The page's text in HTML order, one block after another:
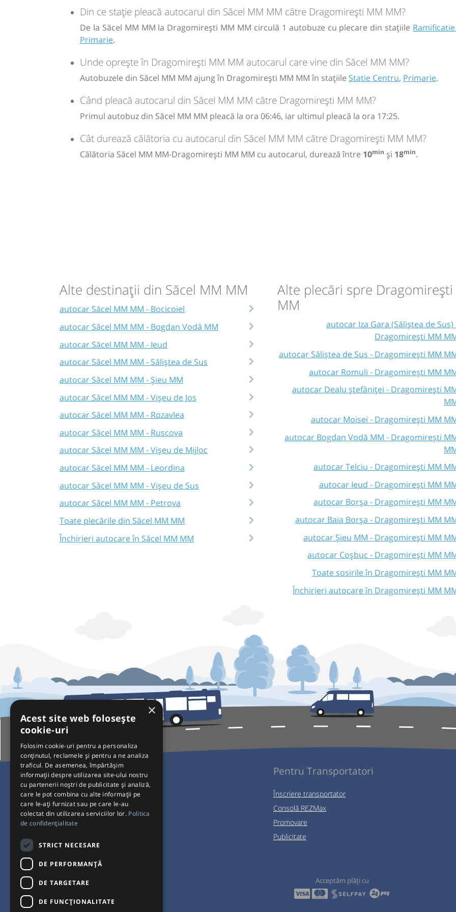
-
Sursa: Ro.Bus-Euro SRL | Ultima actualizare:11/2025
Din ce stație pleacă autocarul din Săcel MM MM către Dragomirești MM MM?
De la Săcel MM MM la Dragomirești MM MM circulă 1 autobuze cu plecare din stațiile
Primarie.
Unde oprește în Dragomirești MM MM autocarul care vine din Săcel MM MM?
Autobuzele din Săcel MM MM ajung în Dragomirești MM MM în stațiile Statie Centru, Primarie.
Când pleacă autocarul din Săcel MM MM către Dragomirești MM MM?
Primul autobuz din Săcel MM MM pleacă la ora 06:46, iar ultimul pleacă la ora 17:25.
Cât durează călătoria cu autocarul din Săcel MM MM către Dragomirești MM MM?
Călătoria Săcel MM MM-Dragomirești MM MM cu autocarul, durează între 10min și 18min.
Alte destinații din Săcel MM MM
autocar Săcel MM MM - Bocicoiel
autocar Săcel MM MM - Bogdan Vodă MM
autocar Săcel MM MM - Ieud
autocar Săcel MM MM - Săliștea de Sus
autocar Săcel MM MM - Șieu MM
autocar Săcel MM MM - Vișeu de Jos
autocar Săcel MM MM - Rozavlea
autocar Săcel MM MM - Ruscova
autocar Săcel MM MM - Vișeu de Mijloc
autocar Săcel MM MM - Leordina
autocar Săcel MM MM - Vișeu de Sus
autocar Săcel MM MM - Petrova
Toate plecările din Săcel MM MM
Închirieri autocare în Săcel MM MM
Alte plecări spre Dragomirești
MM
autocar Iza Gara (Săliștea de Sus)
Dragomirești MM
autocar Săliștea de Sus - Dragomirești MM
autocar Romuli - Dragomirești MM
autocar Dealu ștefăniței - Dragomirești
autocar Moisei - Dragomirești MM
autocar Bogdan Vodă MM - Dragomirești
autocar Telciu - Dragomirești MM
autocar Ieud - Dragomirești MM
autocar Borșa - Dragomirești MM
autocar Baia Borşa - Dragomirești MM
autocar Șieu MM - Dragomirești MM
autocar Coșbuc - Dragomirești MM
Toate sosirile în Dragomirești MM
Închirieri autocare în Dragomirești MM
Pentru Călători
Curse autobuz
Plecări/Sosiri
Setări de cookie-uri
Pentru Transportatori
Înscriere transportator
Consolă REZMax
Promovare
Publicitate
Acceptăm plăți cu
×
Acest site web folosește
cookie-uri
Folosim cookie-uri pentru a personaliza
conținutul, reclamele și pentru a ne analiza
traficul. De asemenea, împărtășim
informații despre utilizarea site-ului nostru
cu partenerii noștri de publicitate și analiză,
care le pot combina cu alte informații pe
care le-ați furnizat sau pe care le-au
colectat din utilizarea serviciilor lor. Politica
de confidențialitate
STRICT NECESARE
DE PERFORMANȚĂ
DE TARGETARE
DE FUNCŢIONALITATE